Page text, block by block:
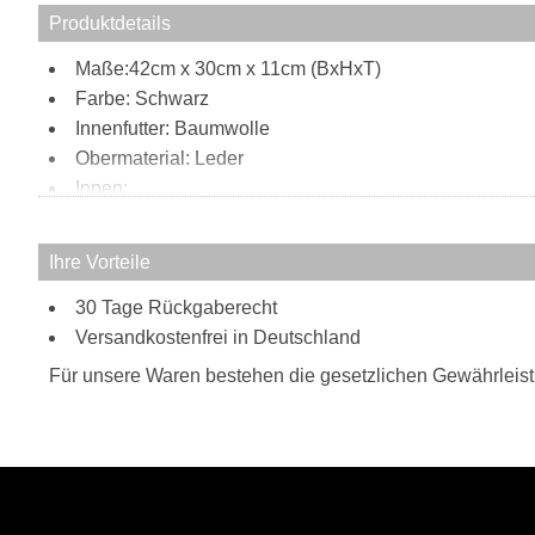
Produktdetails
Maße:42cm x 30cm x 11cm (BxHxT)
Farbe: Schwarz
Innenfutter: Baumwolle
Obermaterial: Leder
Innen:
Steckfach
Stiftehalter
Handyfach
Tragweise:
Henkel
Ihre Vorteile
30 Tage Rückgaberecht
Versandkostenfrei in Deutschland
Für unsere Waren bestehen die gesetzlichen